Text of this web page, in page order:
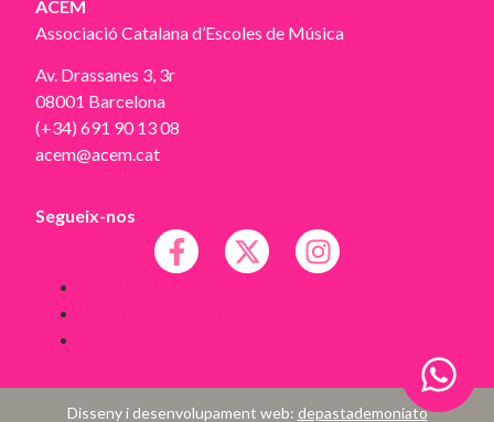
ACEM
Associació Catalana d’Escoles de Música
Av. Drassanes 3, 3r
08001 Barcelona
(+34) 691 90 13 08
acem@acem.cat
Segueix-nos
Disseny i desenvolupament web: depastademoniato